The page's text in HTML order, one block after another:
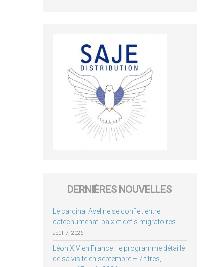
DERNIÈRES NOUVELLES
Le cardinal Aveline se confie : entre
catéchuménat, paix et défis migratoires
août 7, 2026
Léon XIV en France : le programme détaillé
de sa visite en septembre – 7 titres,